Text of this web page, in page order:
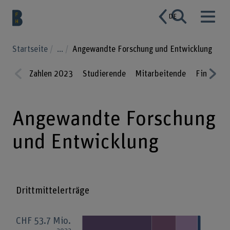
DE
Startseite ... Angewandte Forschung und Entwicklung
ious
Zahlen 2023 Studierende Mitarbeitende Finanzen
Angewandte Forschung
und Entwicklung
Drittmittelerträge
CHF 53.7 Mio.